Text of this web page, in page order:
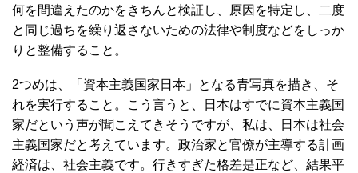
何を間違えたのかをきちんと検証し、原因を特定し、二度
と同じ過ちを繰り返さないための法律や制度などをしっか
りと整備すること。
2つめは、「資本主義国家日本」となる青写真を描き、そ
れを実行すること。こう言うと、日本はすでに資本主義国
家だという声が聞こえてきそうですが、私は、日本は社会
主義国家だと考えています。政治家と官僚が主導する計画
経済は、社会主義です。行きすぎた格差是正など、結果平